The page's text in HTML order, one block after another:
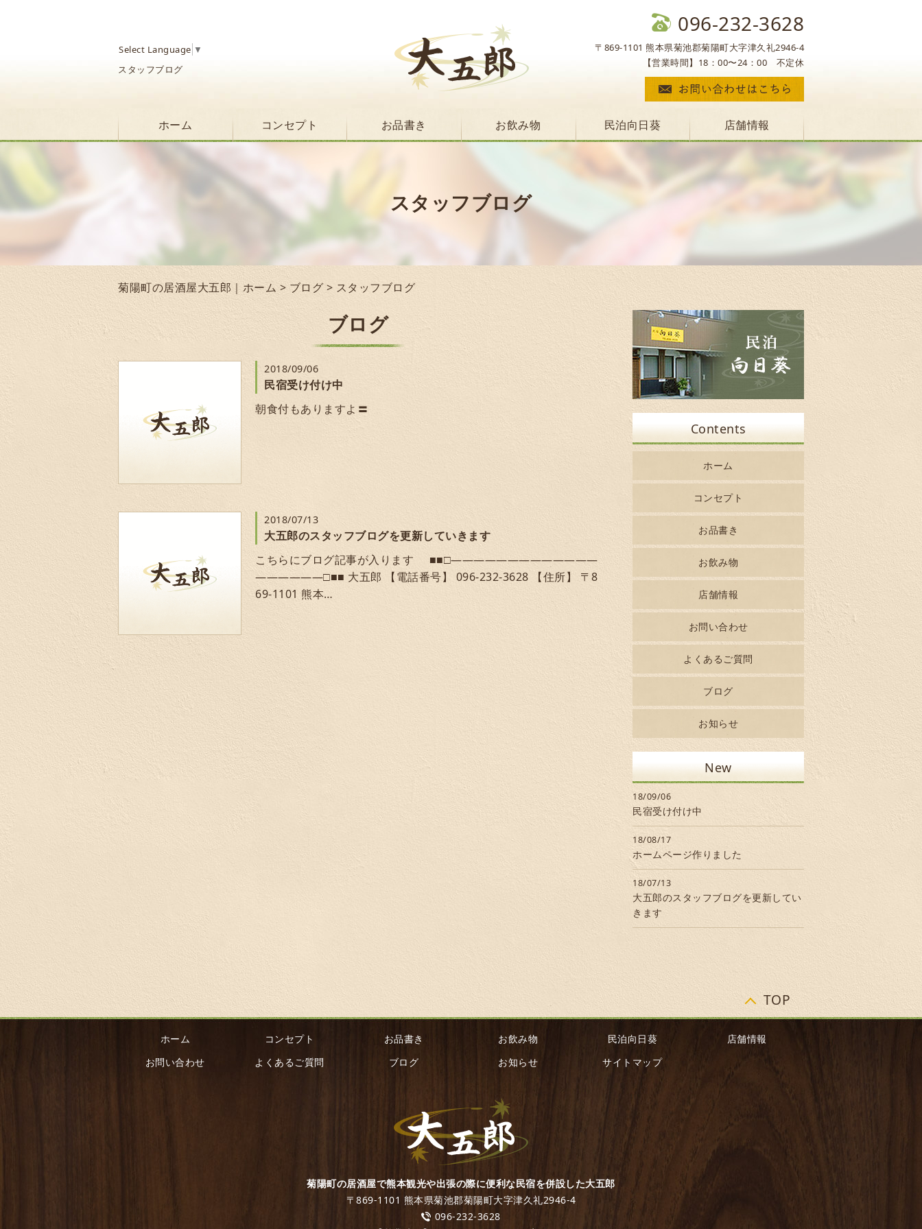
Select Language ▼
スタッフブログ
096-232-3628
〒869-1101 熊本県菊池郡菊陽町大字津久礼2946-4
【営業時間】18：00〜24：00 不定休
ホーム コンセプト お品書き お飲み物 民泊向日葵 店舗情報
スタッフブログ
菊陽町の居酒屋大五郎｜ホーム > ブログ> スタッフブログ
ブログ
2018/09/06
民宿受け付け中
朝食付もありますよ〓
2018/07/13
大五郎のスタッフブログを更新していきます
こちらにブログ記事が入ります ■■□―――――――――――――
――――――□■■ 大五郎 【電話番号】 096-232-3628 【住所】 〒8
69-1101 熊本…
Contents
ホーム
コンセプト
お品書き
お飲み物
店舗情報
お問い合わせ
よくあるご質問
ブログ
お知らせ
New
18/09/06
民宿受け付け中
18/08/17
ホームページ作りました
18/07/13
大五郎のスタッフブログを更新してい
きます
TOP
ホーム コンセプト お品書き お飲み物 民泊向日葵
店舗情報
お問い合わせ
よくあるご質問 ブログ お知らせ サイトマップ
菊陽町の居酒屋で熊本観光や出張の際に便利な民宿を併設した大五郎
〒869-1101 熊本県菊池郡菊陽町大字津久礼2946-4
096-232-3628